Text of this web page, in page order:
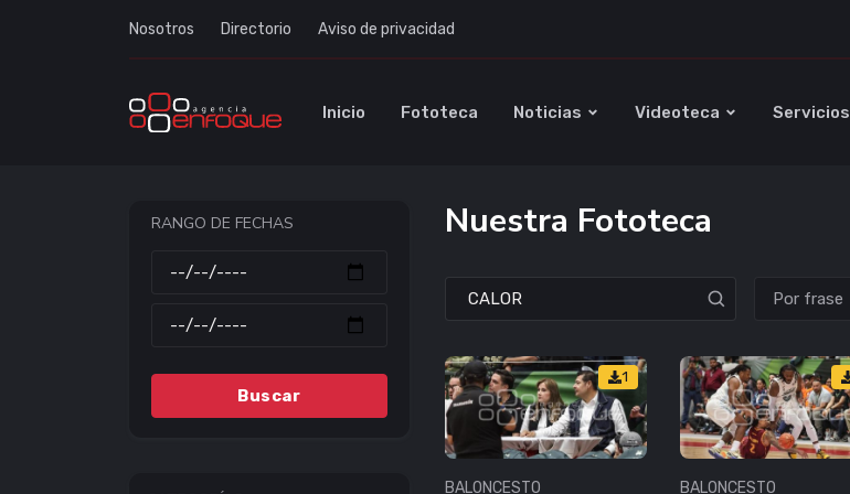
Nosotros Directorio Aviso de privacidad
Inicio Fototeca Noticias Videoteca Servicios
RANGO DE FECHAS
Buscar
Nuestra Fototeca
1
BALONCESTO BALONCESTO